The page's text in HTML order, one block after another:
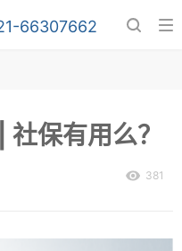
66307662
保有用么？
381